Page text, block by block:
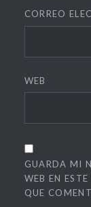
CORREO
WEB
GUARDA MI
WEB EN
QUE